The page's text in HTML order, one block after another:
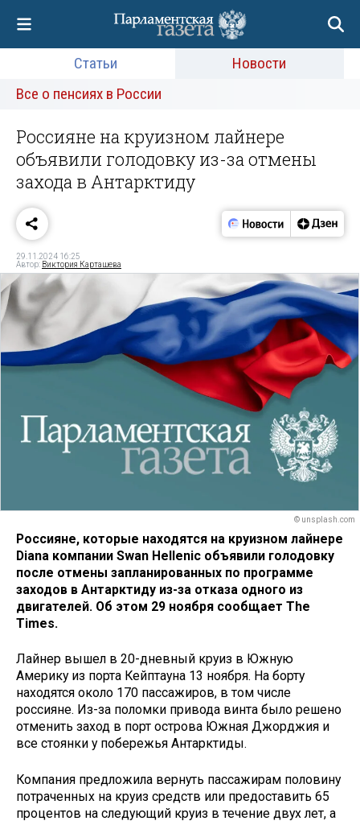
Статьи
Новости
Все о пенсиях в России
Россияне на круизном лайнере
объявили голодовку из-за отмены
захода в Антарктиду
29.11.2024 16:25
Автор: Виктория Карташева
© unsplash.com
Россияне, которые находятся на круизном лайнере
Diana компании Swan Hellenic объявили голодовку
после отмены запланированных по программе
заходов в Антарктиду из-за отказа одного из
двигателей. Об этом 29 ноября сообщает The
Times.
Лайнер вышел в 20-дневный круиз в Южную
Америку из порта Кейптауна 13 ноября. На борту
находятся около 170 пассажиров, в том числе
россияне. Из-за поломки привода винта было решено
отменить заход в порт острова Южная Джорджия и
все стоянки у побережья Антарктиды.
Компания предложила вернуть пассажирам половину
потраченных на круиз средств или предоставить 65
процентов на следующий круиз в течение двух лет, а